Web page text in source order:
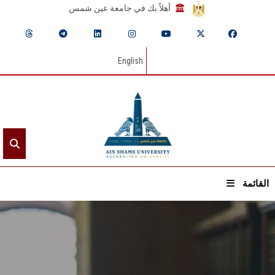
أهلاً بك في جامعة عين شمس
English
القائمة